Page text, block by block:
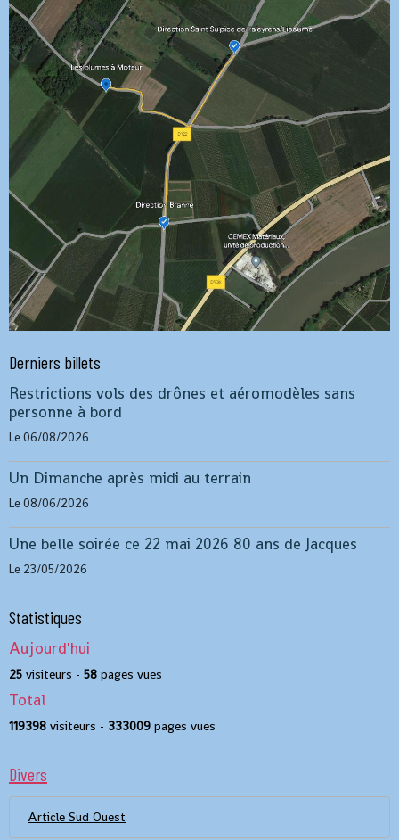
Derniers billets
Restrictions vols des drônes et aéromodèles sans
personne à bord
Le 06/08/2026
Un Dimanche après midi au terrain
Le 08/06/2026
Une belle soirée ce 22 mai 2026 80 ans de Jacques
Le 23/05/2026
Statistiques
Aujourd'hui
25 visiteurs - 58 pages vues
Total
119398 visiteurs - 333009 pages vues
Divers
Article Sud Ouest